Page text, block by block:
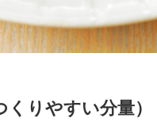
くりやすい分量）